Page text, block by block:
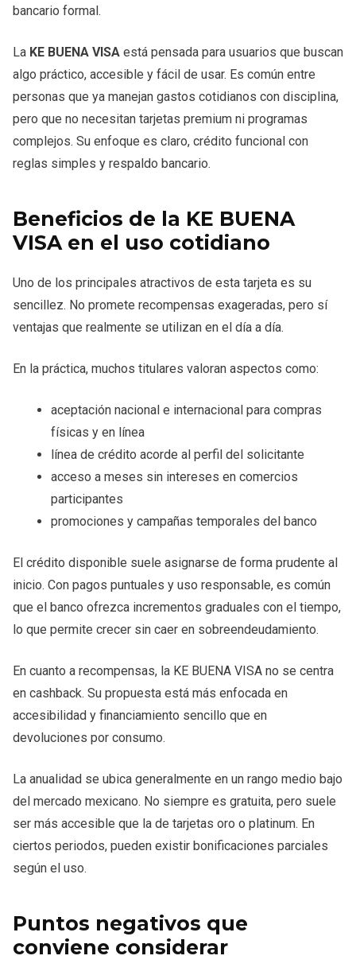
bancario formal.
La KE BUENA VISA está pensada para usuarios que buscan
algo práctico, accesible y fácil de usar. Es común entre
personas que ya manejan gastos cotidianos con disciplina,
pero que no necesitan tarjetas premium ni programas
complejos. Su enfoque es claro, crédito funcional con
reglas simples y respaldo bancario.
Beneficios de la KE BUENA
VISA en el uso cotidiano
Uno de los principales atractivos de esta tarjeta es su
sencillez. No promete recompensas exageradas, pero sí
ventajas que realmente se utilizan en el día a día.
En la práctica, muchos titulares valoran aspectos como:
aceptación nacional e internacional para compras
físicas y en línea
línea de crédito acorde al perfil del solicitante
acceso a meses sin intereses en comercios
participantes
promociones y campañas temporales del banco
El crédito disponible suele asignarse de forma prudente al
inicio. Con pagos puntuales y uso responsable, es común
que el banco ofrezca incrementos graduales con el tiempo,
lo que permite crecer sin caer en sobreendeudamiento.
En cuanto a recompensas, la KE BUENA VISA no se centra
en cashback. Su propuesta está más enfocada en
accesibilidad y financiamiento sencillo que en
devoluciones por consumo.
La anualidad se ubica generalmente en un rango medio bajo
del mercado mexicano. No siempre es gratuita, pero suele
ser más accesible que la de tarjetas oro o platinum. En
ciertos periodos, pueden existir bonificaciones parciales
según el uso.
Puntos negativos que
conviene considerar